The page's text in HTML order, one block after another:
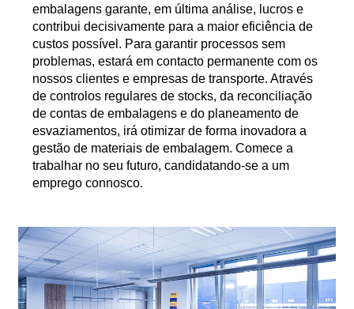
embalagens garante, em última análise, lucros e
contribui decisivamente para a maior eficiência de
custos possível. Para garantir processos sem
problemas, estará em contacto permanente com os
nossos clientes e empresas de transporte. Através
de controlos regulares de stocks, da reconciliação
de contas de embalagens e do planeamento de
esvaziamentos, irá otimizar de forma inovadora a
gestão de materiais de embalagem. Comece a
trabalhar no seu futuro, candidatando-se a um
emprego connosco.